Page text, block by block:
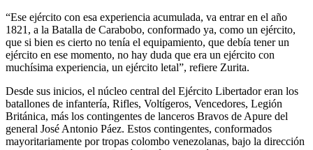
“Ese ejército con esa experiencia acumulada, va entrar en el año
1821, a la Batalla de Carabobo, conformado ya, como un ejército,
que si bien es cierto no tenía el equipamiento, que debía tener un
ejército en ese momento, no hay duda que era un ejército con
muchísima experiencia, un ejército letal”, refiere Zurita.
Desde sus inicios, el núcleo central del Ejército Libertador eran los
batallones de infantería, Rifles, Voltígeros, Vencedores, Legión
Británica, más los contingentes de lanceros Bravos de Apure del
general José Antonio Páez. Estos contingentes, conformados
mayoritariamente por tropas colombo venezolanas, bajo la dirección